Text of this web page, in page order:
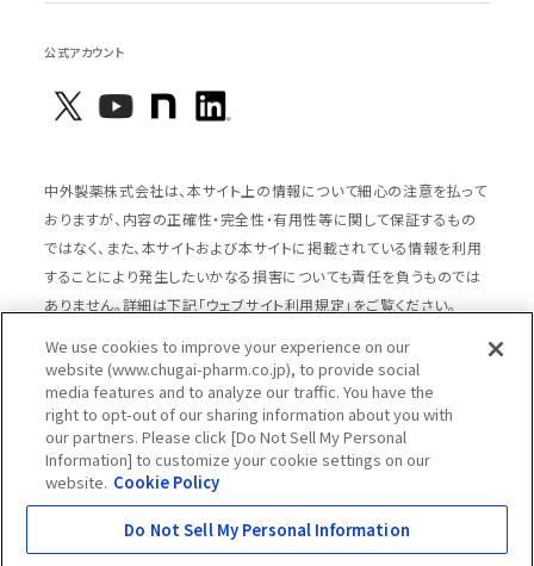
公式アカウント
中外製薬株式会社は、本サイト上の情報について細心の注意を払って
おりますが、内容の正確性・完全性・有用性等に関して保証するもの
ではなく、また、本サイトおよび本サイトに掲載されている情報を利用
することにより発生したいかなる損害についても責任を負うものでは
ありません。詳細は下記「ウェブサイト利用規定」をご覧ください。
サイトマップ
ウェブサイト利用規定
個人情報の取扱いのご案内
ソーシャルメディアポリシー
推奨閲覧環境
ウェブアクセシビリティ対応
Copyright © Chugai Pharmaceutical Co., Ltd.All rights reserved.
We use cookies to improve your experience on our
website (www.chugai-pharm.co.jp), to provide social
media features and to analyze our traffic. You have the
right to opt-out of our sharing information about you with
our partners. Please click [Do Not Sell My Personal
Information] to customize your cookie settings on our
website. Cookie Policy
Do Not Sell My Personal Information